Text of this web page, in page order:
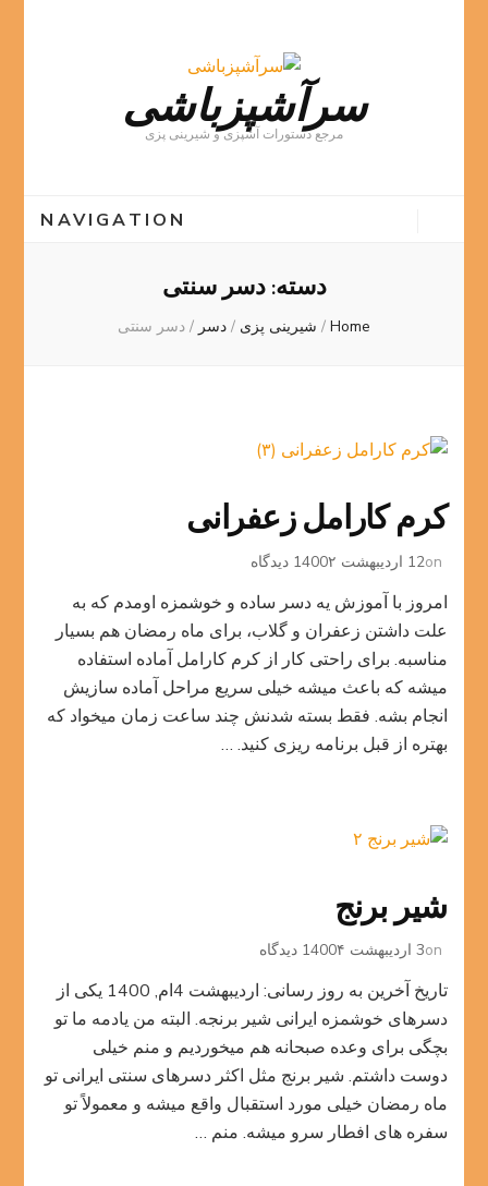
سرآشپزباشی
مرجع دستورات آشپزی و شیرینی پزی
NAVIGATION
دسته:دسر سنتی
Home
/ شیرینی پزی / دسر / دسر سنتی
کرم کارامل زعفرانی
on12 اردیبهشت 1400 ۲ دیدگاه
کارامل
زعفرانی
امروز با آموزش یه دسر ساده و خوشمزه اومدم که به
علت داشتن زعفران و گلاب، برای ماه رمضان هم بسیار
مناسبه. برای راحتی کار از کرم کارامل آماده استفاده
میشه که باعث میشه خیلی سریع مراحل آماده سازیش
انجام بشه. فقط بسته شدنش چند ساعت زمان میخواد که
بهتره از قبل برنامه ریزی کنید. …
شیر برنج
on3 اردیبهشت 1400 ۴ دیدگاه
برنج
تاریخ آخرین به روز رسانی: اردیبهشت 4ام, 1400 یکی از
دسرهای خوشمزه ایرانی شیر برنجه. البته من یادمه ما تو
بچگی برای وعده صبحانه هم میخوردیم و منم خیلی
دوست داشتم. شیر برنج مثل اکثر دسرهای سنتی ایرانی تو
ماه رمضان خیلی مورد استقبال واقع میشه و معمولاً تو
سفره های افطار سرو میشه. منم …